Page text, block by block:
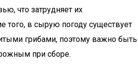
что затрудняет их
того, в сырую погоду существует
грибами, поэтому важно быть
при сборе.